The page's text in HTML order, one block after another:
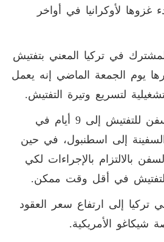
غزوها لأوكرانيا في أواخر
في تركيا المعني بتفتيش
يوم الجمعة الماضي إنه يعمل
لتسريع وتيرة التفتيش.
وزادت مدة انتظار السفن للتفتيش إلى 9 أيام في
إلى اسطنبول، في حين
بالالتزام بالإجراءات لكي
في أقل وقت ممكن.
إلى ارتفاع سعر العقود
شيكاغو الأمريكية.